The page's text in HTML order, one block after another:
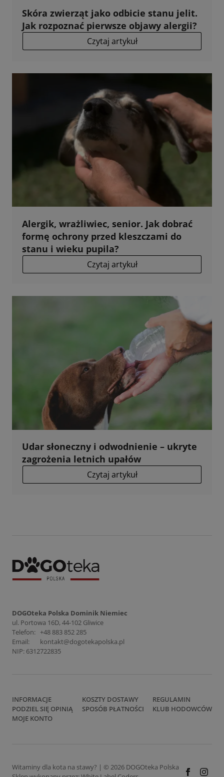
Skóra zwierząt jako odbicie stanu jelit.
Jak rozpoznać pierwsze objawy alergii?
Czytaj artykuł
Alergik, wrażliwiec, senior. Jak dobrać
formę ochrony przed kleszczami do
stanu i wieku pupila?
Czytaj artykuł
Udar słoneczny i odwodnienie – ukryte
zagrożenia letnich upałów
Czytaj artykuł
DOGOteka Polska Dominik Niemiec
ul. Portowa 16D, 44-102 Gliwice
Telefon: +48 883 852 285
Email:
kontakt@dogotekapolska.pl
NIP: 6312722835
INFORMACJE
PODZIEL SIĘ OPINIĄ
MOJE KONTO
KOSZTY DOSTAWY
SPOSÓB PŁATNOŚCI
REGULAMIN
KLUB HODOWCÓW
Witaminy dla kota na stawy? | © 2026 DOGOteka Polska